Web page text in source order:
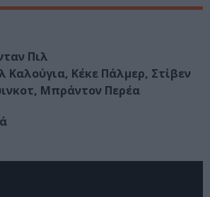
Πιλ
Καλούγια, Κέκε Πάλμερ, Στίβεν
Μπράντον Περέα